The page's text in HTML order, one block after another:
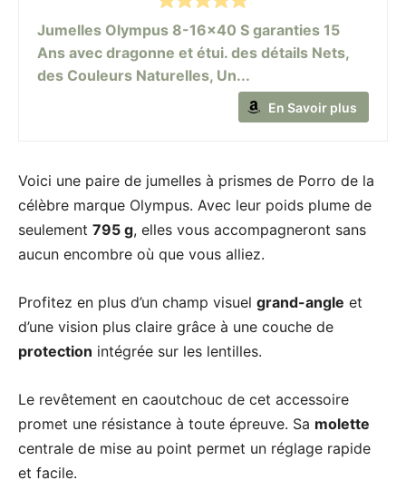
Jumelles Olympus 8-16x40 S garanties 15
Ans avec dragonne et étui. des détails Nets,
des Couleurs Naturelles, Un...
En Savoir plus
Voici une paire de jumelles à prismes de Porro de la
célèbre marque Olympus. Avec leur poids plume de
seulement 795 g, elles vous accompagneront sans
aucun encombre où que vous alliez.
Profitez en plus d’un champ visuel grand-angle et
d’une vision plus claire grâce à une couche de
protection intégrée sur les lentilles.
Le revêtement en caoutchouc de cet accessoire
promet une résistance à toute épreuve. Sa molette
centrale de mise au point permet un réglage rapide
et facile.